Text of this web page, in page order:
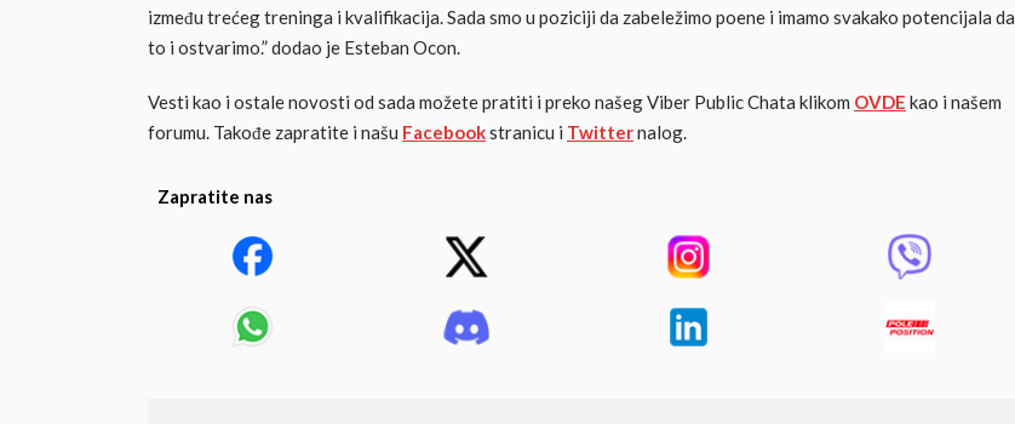
između trećeg treninga i kvalifikacija. Sada smo u poziciji da zabeležimo poene i imamo svakako potencijala da
to i ostvarimo.” dodao je Esteban Ocon.
Vesti kao i ostale novosti od sada možete pratiti i preko našeg Viber Public Chata klikom OVDE kao i našem
forumu. Takođe zapratite i našu Facebookstranicu i Twitternalog.
Zapratite nas